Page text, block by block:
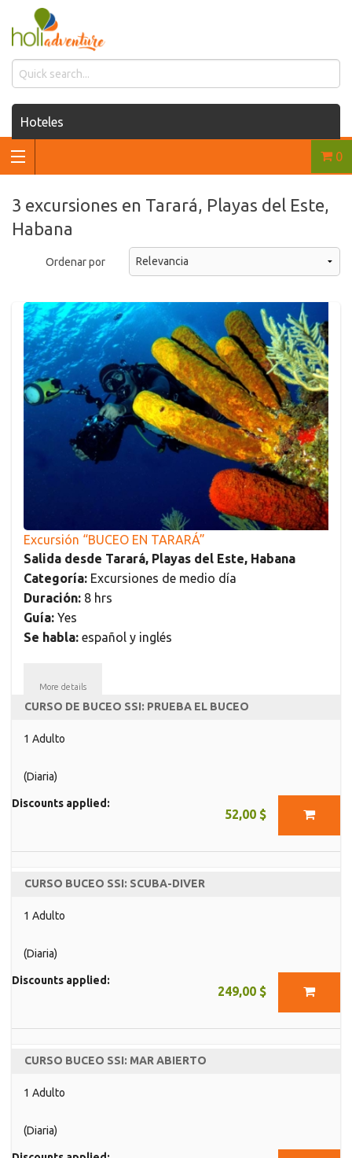
Hoteles
Casas de renta
Renta de autos
Traslados
Excursiones
0
3 excursiones en Tarará, Playas del Este,
Habana
Ordenar por
Excursión “BUCEO EN TARARÁ”
Salida desde Tarará, Playas del Este, Habana
Categoría: Excursiones de medio día
Duración: 8 hrs
Guía: Yes
Se habla: español y inglés
More details
CURSO DE BUCEO SSI: PRUEBA EL BUCEO
1 Adulto
(Diaria)
52,00 $
Discounts applied:
CURSO BUCEO SSI: SCUBA-DIVER
1 Adulto
(Diaria)
249,00 $
Discounts applied:
CURSO BUCEO SSI: MAR ABIERTO
1 Adulto
(Diaria)